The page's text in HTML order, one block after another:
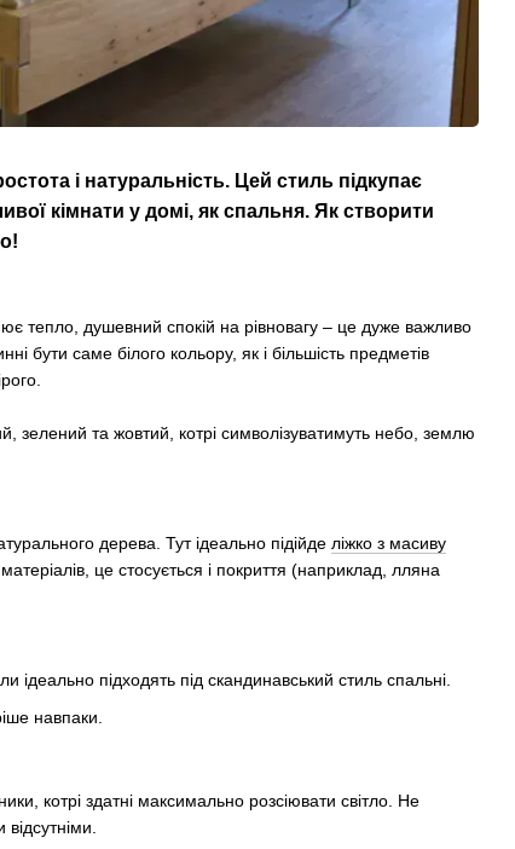
і натуральність. Цей стиль підкупає
кімнати у домі, як спальня. Як створити
тепло, душевний спокій на рівновагу – це дуже важливо
бути саме білого кольору, як і більшість предметів
зелений та жовтий, котрі символізуватимуть небо, землю
дерева. Тут ідеально підійде ліжко з масиву
це стосується і покриття (наприклад, лляна
підходять під скандинавський стиль спальні.
навпаки.
котрі здатні максимально розсіювати світло. Не